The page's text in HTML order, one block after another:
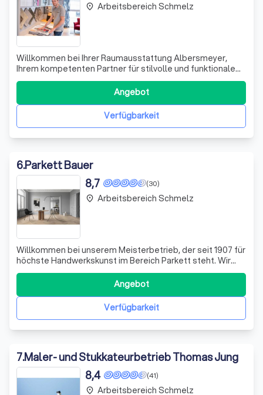
Willkommen bei Ihrer Raumausstattung Albersmeyer,
Ihrem kompetenten Partner für stilvolle und funktionale
Raumgestaltung in St. Ingbert. Seit 1951 bieten wir Ihnen
eine umfassende Palette an Dienstleistungen, die von der
individuellen Beratung über die Planung bis hin zur
professionellen Umsetzung r
Verfügbarkeit
Angebot
place Arbeitsbereich Schmelz
6.Parkett Bauer
(30)
8,7
Willkommen bei unserem Meisterbetrieb, der seit 1907 für
höchste Handwerkskunst im Bereich Parkett steht. Wir
sind Ihr Spezialgeschäft für Parkett aller Art und machen
Wohnträume wahr. Bei uns finden Sie nicht nur eine breite
Auswahl an hochwertigen Parkettböden, sondern auch die
Expertise, die Sie
Verfügbarkeit
Angebot
place Arbeitsbereich Schmelz
7.Maler- und Stukkateurbetrieb Thomas Jung
(41)
8,4
place Arbeitsbereich Schmelz